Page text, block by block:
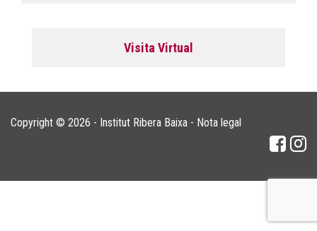
Visita Virtual
Copyright © 2026 - Institut Ribera Baixa - Nota legal